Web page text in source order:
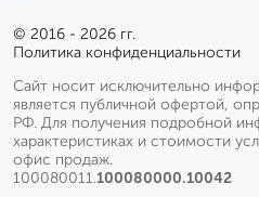
© 2016 - 2026 гг.
Политика конфиденциальности
Сайт носит исключительно
является публичной офертой,
РФ. Для получения подробной
характеристиках и стоимости
офис продаж.
100080011.100080000.10042